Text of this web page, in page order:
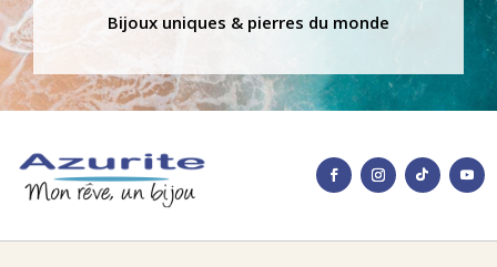
Bijoux uniques & pierres du monde